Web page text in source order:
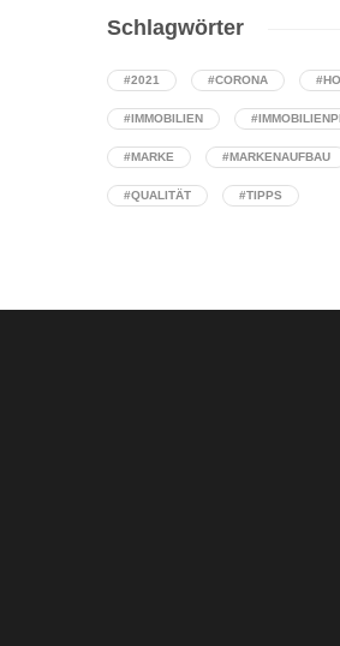
Schlagwörter
#2021 #CORONA
#IMMOBILIEN
#MARKE #MARKENAUFBAU
#QUALITÄT #TIPPS